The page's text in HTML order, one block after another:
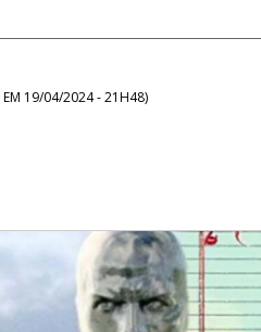
19/04/2024 - 21H48)